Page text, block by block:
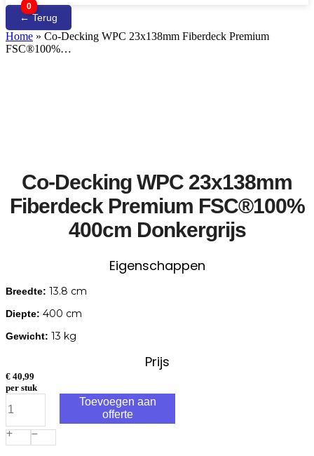
0
← Terug
Home » Co-Decking WPC 23x138mm Fiberdeck Premium
FSC®100%…
Co-Decking WPC 23x138mm
Fiberdeck Premium FSC®100%
400cm Donkergrijs
Eigenschappen
Breedte: 13.8 cm
Diepte: 400 cm
Gewicht: 13 kg
Prijs
€ 40,99
per stuk
Decking
WPC
23x138mm
Fiberdeck
Toevoegen aan
offerte